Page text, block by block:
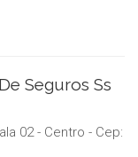
Seguros Ss
02 - Centro - Cep: